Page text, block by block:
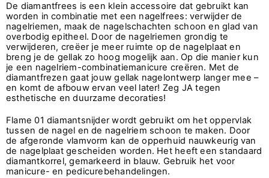
De diamantfrees is een klein accessoire dat gebruikt kan
worden in combinatie met een nagelfrees: verwijder de
nagelriemen, maak de nagelschachten schoon en glad van
overbodig epitheel. Door de nagelriemen grondig te
verwijderen, creëer je meer ruimte op de nagelplaat en
breng je de gellak zo hoog mogelijk aan. Op die manier kun
je een nagelriem-combinatiemanicure creëren. Met de
diamantfrezen gaat jouw gellak nagelontwerp langer mee –
en komt de afbouw ervan veel later! Zeg JA tegen
esthetische en duurzame decoraties!
Flame 01 diamantsnijder wordt gebruikt om het oppervlak
tussen de nagel en de nagelriem schoon te maken. Door
de afgeronde vlamvorm kan de opperhuid nauwkeurig van
de nagelplaat gescheiden worden. Het heeft een standaard
diamantkorrel, gemarkeerd in blauw. Gebruik het voor
manicure- en pedicurebehandelingen.